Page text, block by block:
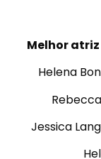
Melhor
Helena
Jessica